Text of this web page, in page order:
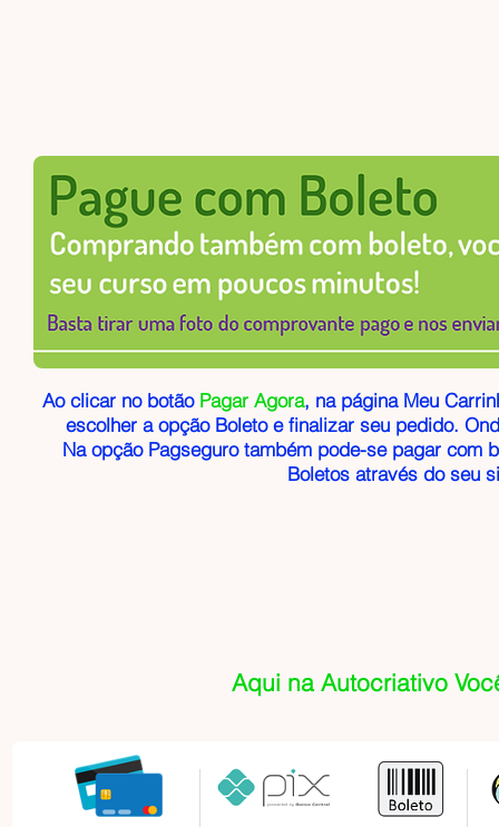
Ao clicar no botão Pagar Agora, na página Meu
escolher a opção Boleto e finalizar seu pedido.
Na opção Pagseguro também pode-se pagar com
Boletos através do seu
Aqui na Autocriativo